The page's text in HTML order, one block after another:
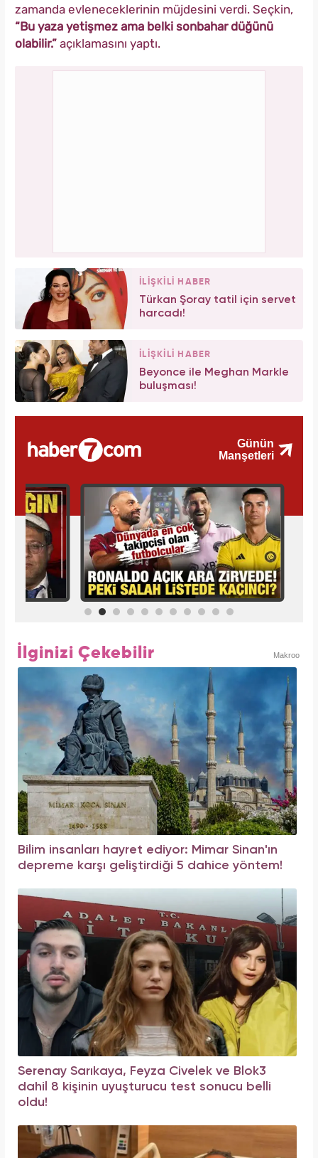
zamanda evleneceklerinin müjdesini verdi. Seçkin,
“Bu yaza yetişmez ama belki sonbahar düğünü
olabilir.” açıklamasını yaptı.
İLİŞKİLİ HABER
Türkan Şoray tatil için servet
harcadı!
İLİŞKİLİ HABER
Beyonce ile Meghan Markle
buluşması!
İlginizi Çekebilir Makroo
Bilim insanları hayret ediyor: Mimar Sinan'ın
depreme karşı geliştirdiği 5 dahice yöntem!
Serenay Sarıkaya, Feyza Civelek ve Blok3
dahil 8 kişinin uyuşturucu test sonucu belli
oldu!